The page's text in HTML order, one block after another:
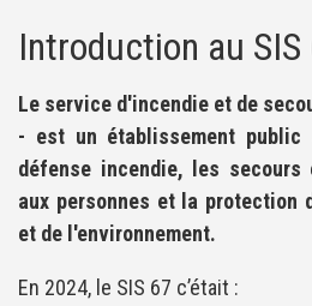
Introduction au SIS
Le service d'incendie et de
- est un établissement public
défense incendie, les
aux personnes et la protection
et de l'environnement.
En 2024, le SIS 67 c’était :